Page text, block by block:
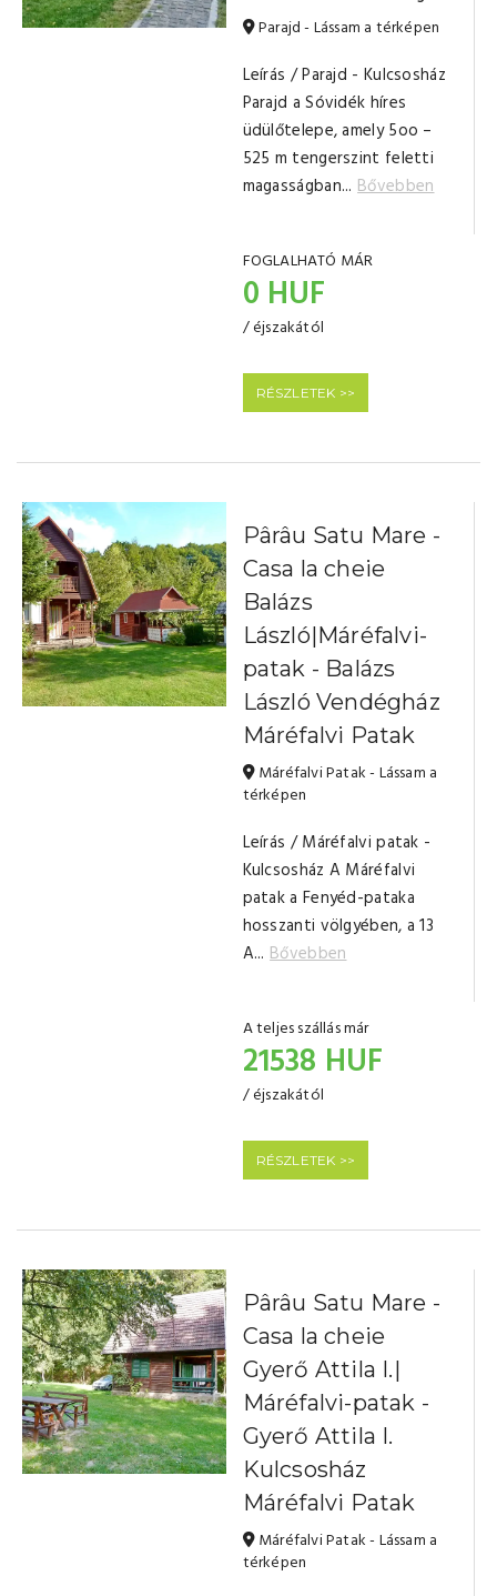
Parajd - Lássam a térképen
Leírás / Parajd - Kulcsosház
Parajd a Sóvidék híres
üdülőtelepe, amely 5oo –
525 m tengerszint feletti
magasságban...Bővebben
FOGLALHATÓ MÁR
0 HUF
/ éjszakától
RÉSZLETEK >>
Pârâu Satu Mare -
Casa la cheie
Balázs
László|Máréfalvi-
patak - Balázs
László Vendégház
Máréfalvi Patak
Máréfalvi Patak - Lássam a
térképen
Leírás / Máréfalvi patak -
Kulcsosház A Máréfalvi
patak a Fenyéd-pataka
hosszanti völgyében, a 13
A...Bővebben
A teljes szállás már
21538 HUF
/ éjszakától
RÉSZLETEK >>
Pârâu Satu Mare -
Casa la cheie
Gyerő Attila I.|
Máréfalvi-patak -
Gyerő Attila I.
Kulcsosház
Máréfalvi Patak
Máréfalvi Patak - Lássam a
térképen